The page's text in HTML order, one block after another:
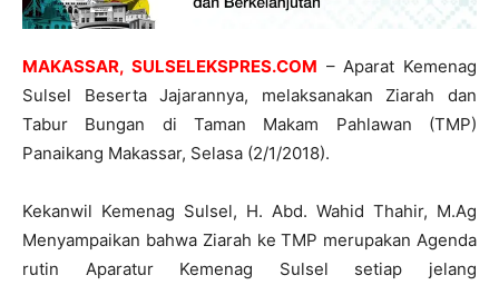
MAKASSAR, SULSELEKSPRES.COM – Aparat Kemenag
Sulsel Beserta Jajarannya, melaksanakan Ziarah dan
Tabur Bungan di Taman Makam Pahlawan (TMP)
Panaikang Makassar, Selasa (2/1/2018).
Kekanwil Kemenag Sulsel, H. Abd. Wahid Thahir, M.Ag
Menyampaikan bahwa Ziarah ke TMP merupakan Agenda
rutin Aparatur Kemenag Sulsel setiap jelang